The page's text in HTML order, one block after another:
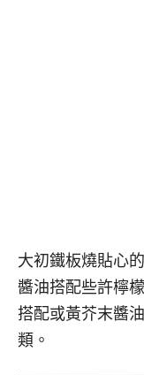
大初鐵板燒貼心
醬油搭配些許檸
搭配或黃芥末醬
類。